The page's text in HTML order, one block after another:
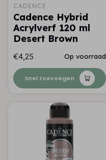
CADENCE
Cadence Hybrid
Acrylverf 120 ml
Desert Brown
€4,25 Op voorraad
Snel toevoegen